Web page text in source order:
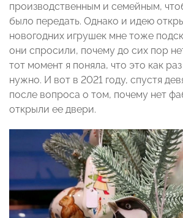
производственным и семейным,
было передать. Однако и идею
новогодних игрушек мне тоже
они спросили, почему до сих пор
тот момент я поняла, что это как
нужно. И вот в 2021 году, спустя
после вопроса о том, почему нет
открыли ее двери.